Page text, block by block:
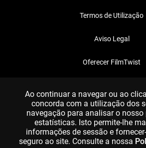
Termos de Utilização
Aviso Legal
Oferecer FilmTwist
Ao continuar a navegar ou ao
concorda com a utilização dos
navegação para analisar o nosso
estatísticas. Isto permite-lhe
informações de sessão e
seguro ao site. Consulte a nossa